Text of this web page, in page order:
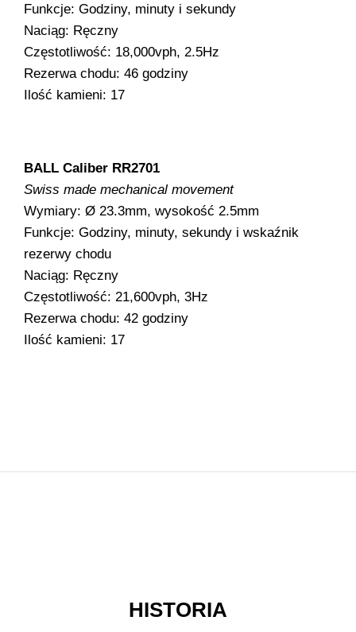
Funkcje: Godziny, minuty i sekundy
Naciąg: Ręczny
Częstotliwość: 18,000vph, 2.5Hz
Rezerwa chodu: 46 godziny
Ilość kamieni: 17
BALL Caliber RR2701
Swiss made mechanical movement
Wymiary: Ø 23.3mm, wysokość 2.5mm
Funkcje: Godziny, minuty, sekundy i wskaźnik
rezerwy chodu
Naciąg: Ręczny
Częstotliwość: 21,600vph, 3Hz
Rezerwa chodu: 42 godziny
Ilość kamieni: 17
HISTORIA